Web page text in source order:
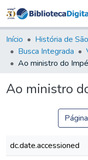
Início História de
Busca Integrada
Ao ministro
dc.date.accessioned